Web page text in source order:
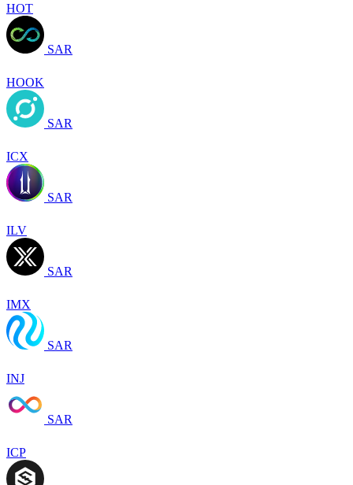
HOT
SAR
HOOK
SAR
ICX
SAR
ILV
SAR
IMX
SAR
INJ
SAR
ICP